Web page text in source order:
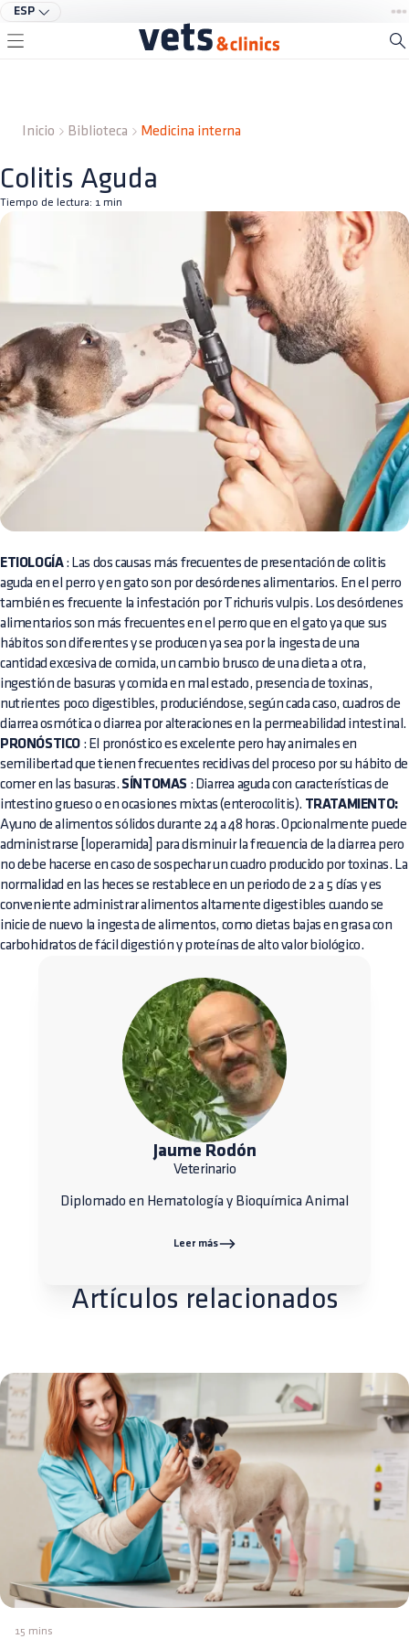
ESP
Inicio Biblioteca Medicina interna
Colitis Aguda
Tiempo de lectura: 1 min
ETIOLOGÍA: Las dos causas más frecuentes de presentación de colitis
aguda en el perro y en gato son por desórdenes alimentarios. En el perro
también es frecuente la infestación por Trichuris vulpis. Los desórdenes
alimentarios son más frecuentes en el perro que en el gato ya que sus
hábitos son diferentes y se producen ya sea por la ingesta de una
cantidad excesiva de comida, un cambio brusco de una dieta a otra,
ingestión de basuras y comida en mal estado, presencia de toxinas,
nutrientes poco digestibles, produciéndose, según cada caso, cuadros de
diarrea osmótica o diarrea por alteraciones en la permeabilidad intestinal.
PRONÓSTICO : El pronóstico es excelente pero hay animales en
semilibertad que tienen frecuentes recidivas del proceso por su hábito de
comer en las basuras. SÍNTOMAS : Diarrea aguda con características de
intestino grueso o en ocasiones mixtas (enterocolitis). TRATAMIENTO:
Ayuno de alimentos sólidos durante 24 a 48 horas. Opcionalmente puede
administrarse [loperamida] para disminuir la frecuencia de la diarrea pero
no debe hacerse en caso de sospechar un cuadro producido por toxinas. La
normalidad en las heces se restablece en un periodo de 2 a 5 días y es
conveniente administrar alimentos altamente digestibles cuando se
inicie de nuevo la ingesta de alimentos, como dietas bajas en grasa con
carbohidratos de fácil digestión y proteínas de alto valor biológico.
Jaume Rodón
Veterinario
Diplomado en Hematología y Bioquímica Animal
Leer más
Artículos relacionados
15 mins